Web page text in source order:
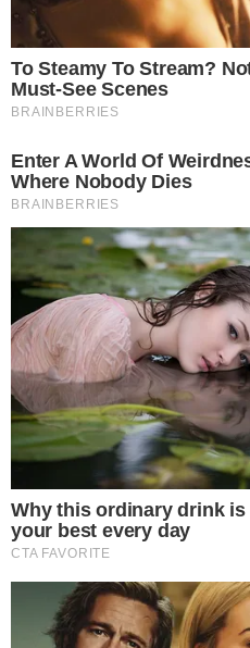
A Polícia Civil apurou que a
atacada. Ela ainda tentou
conseguiu e morreu no local.